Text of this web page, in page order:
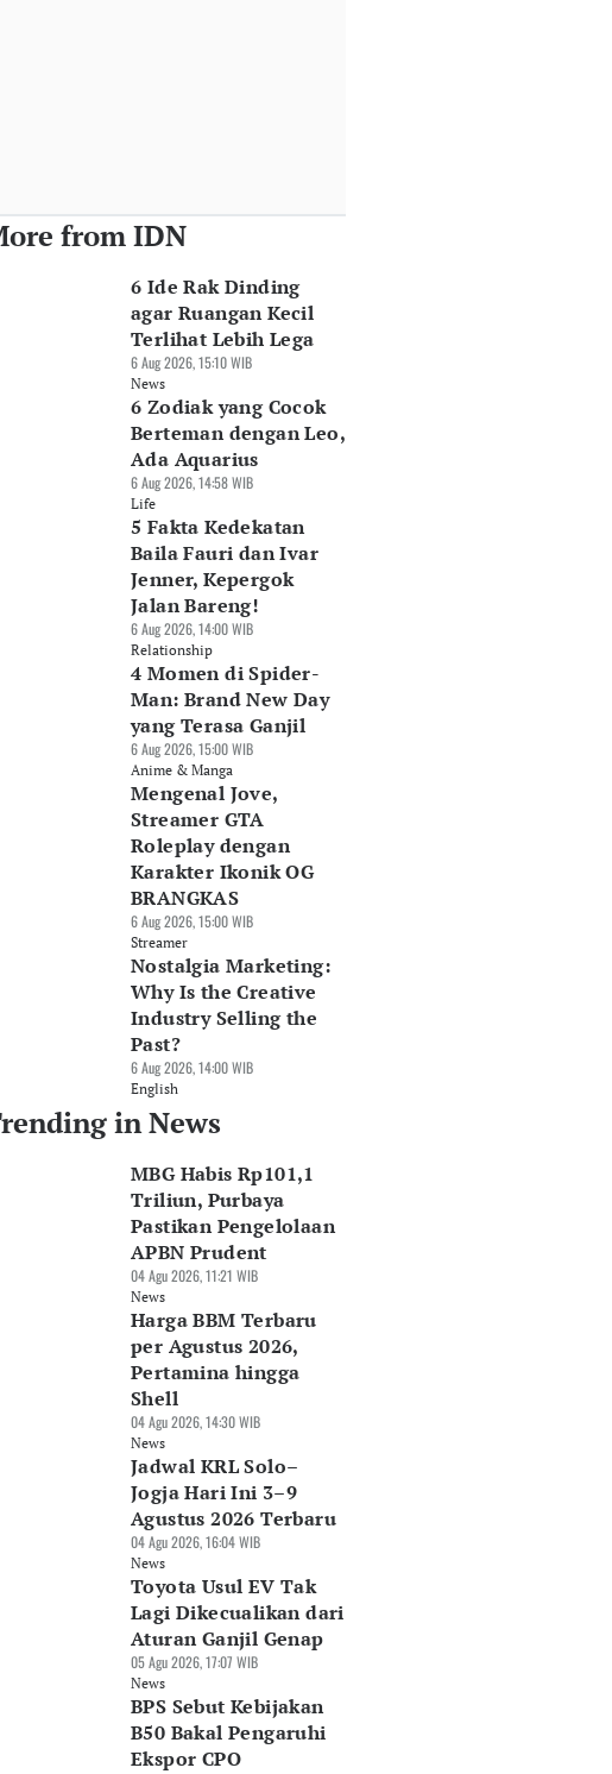
Kunjungan Wisman
ke Indonesia per
Juni 2026 Tembus
1,39 Juta
06 Agu 2026, 11:39 WIB
Swiss-Belresort Dago
Hompimplay
Liburan Keluarga
06 Agu 2026, 11:37 WIB
News
from IDN
6 Ide Rak Dinding
agar Ruangan Kecil
Terlihat Lebih Lega
6 Aug 2026, 15:10 WIB
News
6 Zodiak yang Cocok
Berteman dengan Leo,
Ada Aquarius
6 Aug 2026, 14:58 WIB
Life
5 Fakta Kedekatan
Baila Fauri dan Ivar
Jenner, Kepergok
Jalan Bareng!
6 Aug 2026, 14:00 WIB
Relationship
4 Momen di Spider-
Man: Brand New Day
yang Terasa Ganjil
6 Aug 2026, 15:00 WIB
Anime & Manga
Mengenal Jove,
Streamer GTA
Roleplay dengan
Karakter Ikonik OG
BRANGKAS
6 Aug 2026, 15:00 WIB
Streamer
Nostalgia Marketing:
Why Is the Creative
Industry Selling the
Past?
6 Aug 2026, 14:00 WIB
English
in News
MBG Habis Rp101,1
Triliun, Purbaya
Pastikan Pengelolaan
APBN Prudent
04 Agu 2026, 11:21 WIB
News
Harga BBM Terbaru
per Agustus 2026,
Pertamina hingga
Shell
04 Agu 2026, 14:30 WIB
News
Jadwal KRL Solo–
Jogja Hari Ini 3–9
Agustus 2026 Terbaru
04 Agu 2026, 16:04 WIB
News
Toyota Usul EV Tak
Lagi Dikecualikan dari
Aturan Ganjil Genap
05 Agu 2026, 17:07 WIB
News
BPS Sebut Kebijakan
B50 Bakal Pengaruhi
Ekspor CPO